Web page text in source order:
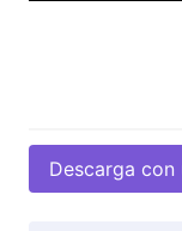
Descarga con